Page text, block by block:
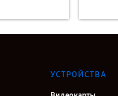
УСТРОЙСТВА